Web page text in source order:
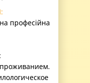
професійна